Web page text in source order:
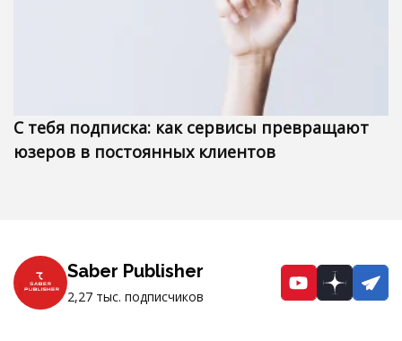
С тебя подписка: как сервисы превращают
юзеров в постоянных клиентов
Saber Publisher
2,27 тыс. подписчиков
YouTubeDzen